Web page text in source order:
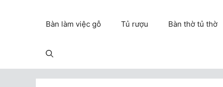
Bàn làm việc gỗ Tủ rượu Bàn thờ tủ thờ